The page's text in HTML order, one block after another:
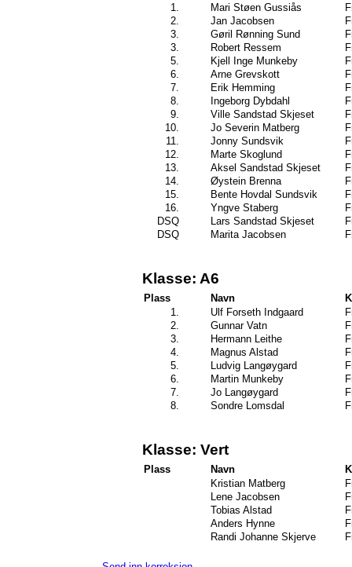
1.
Mari Støen Gussiås
2.
Jan Jacobsen
3.
Gøril Rønning Sund
3.
Robert Ressem
5.
Kjell Inge Munkeby
6.
Arne Grevskott
7.
Erik Hemming
8.
Ingeborg Dybdahl
9.
Ville Sandstad Skjeset
10.
Jo Severin Matberg
11.
Jonny Sundsvik
12.
Marte Skoglund
13.
Aksel Sandstad Skjeset
14.
Øystein Brenna
15.
Bente Hovdal Sundsvik
16.
Yngve Staberg
DSQ
Lars Sandstad Skjeset
DSQ
Marita Jacobsen
Klasse: A6
Plass Navn
1.
Ulf Forseth Indgaard
2.
Gunnar Vatn
3.
Hermann Leithe
4.
Magnus Alstad
5.
Ludvig Langøygard
6.
Martin Munkeby
7.
Jo Langøygard
8.
Sondre Lomsdal
Klasse: Vert
Plass Navn
Kristian Matberg
Lene Jacobsen
Tobias Alstad
Anders Hynne
Randi Johanne Skjerve